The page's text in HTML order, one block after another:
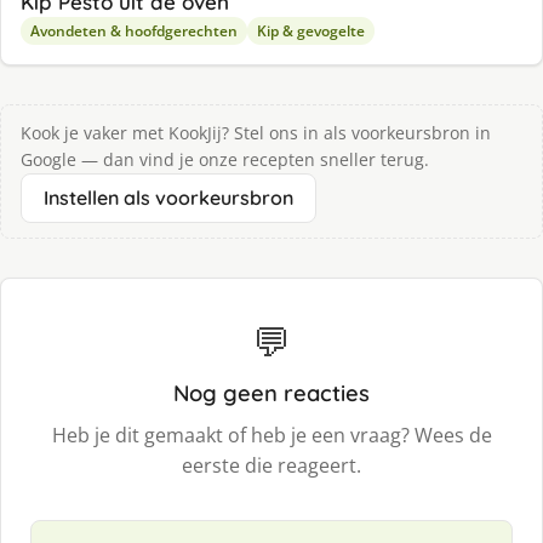
Avondeten & hoofdgerechten Kip & gevogelte
Kook je vaker met KookJij? Stel ons in als voorkeursbron in
Google — dan vind je onze recepten sneller terug.
Instellen als voorkeursbron
💬
Nog geen reacties
Heb je dit gemaakt of heb je een vraag? Wees de
eerste die reageert.